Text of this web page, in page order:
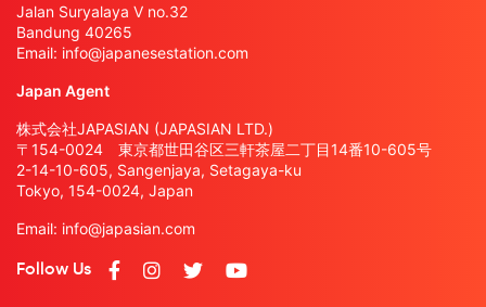
Jalan Suryalaya V no.32
Bandung 40265
Email: info@japanesestation.com
Japan Agent
株式会社JAPASIAN (JAPASIAN LTD.)
〒154-0024 東京都世田谷区三軒茶屋二丁目14番10-605号
2-14-10-605, Sangenjaya, Setagaya-ku
Tokyo, 154-0024, Japan
Email: info@japasian.com
Follow Us